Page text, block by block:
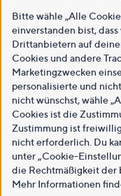
Bitte wähle „Alle
einverstanden bist,
Drittanbietern auf
Cookies und andere
Marketingzwecken
personalisierte und
nicht wünschst, wähle
Cookies ist die
Zustimmung ist
nicht erforderlich. Du
unter „Cookie-
die Rechtmäßigkeit der
Mehr Informationen